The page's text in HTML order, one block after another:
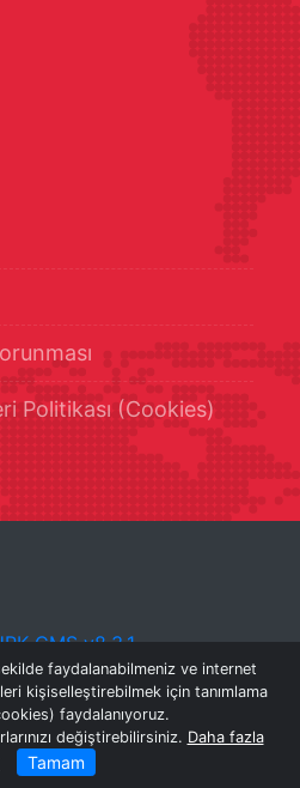
faydalanabilmeniz ve internet
kişiselleştirebilmek için tanımlama
faydalanıyoruz.
değiştirebilirsiniz. Daha fazla
Tamam
Politikası (Cookies)